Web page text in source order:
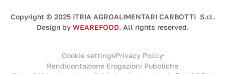
Copyright © 2025 ITRIA AGROALIMENTARI CARBOTTI S.r.l.
Design by WEAREFOOD. All rights reserved.
Cookie settingsPrivacy Policy
Rendicontazione Erogazioni Pubbliche